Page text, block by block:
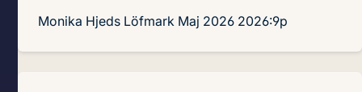
Monika Hjeds Löfmark Maj 2026 2026:9p